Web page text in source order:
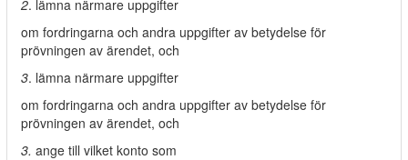
2. lämna närmare uppgifter
om fordringarna och andra uppgifter av betydelse för
prövningen av ärendet, och
3. lämna närmare uppgifter
om fordringarna och andra uppgifter av betydelse för
prövningen av ärendet, och
3. ange till vilket konto som